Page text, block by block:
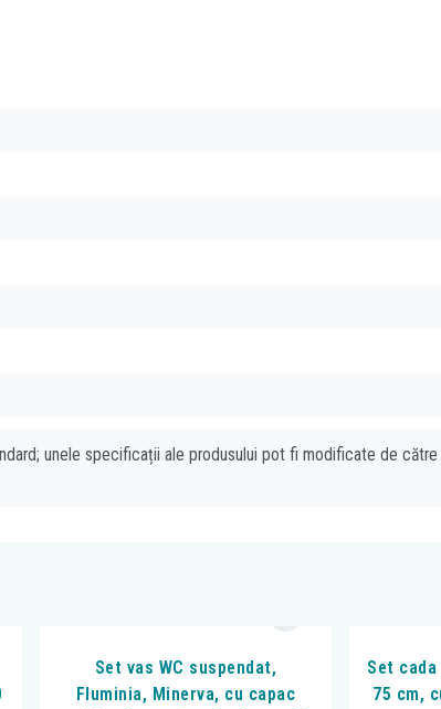
unele specificații ale produsului pot fi modificate de
Set vas WC suspendat,
Fluminia, Minerva, cu capac
Set cada
75 cm,